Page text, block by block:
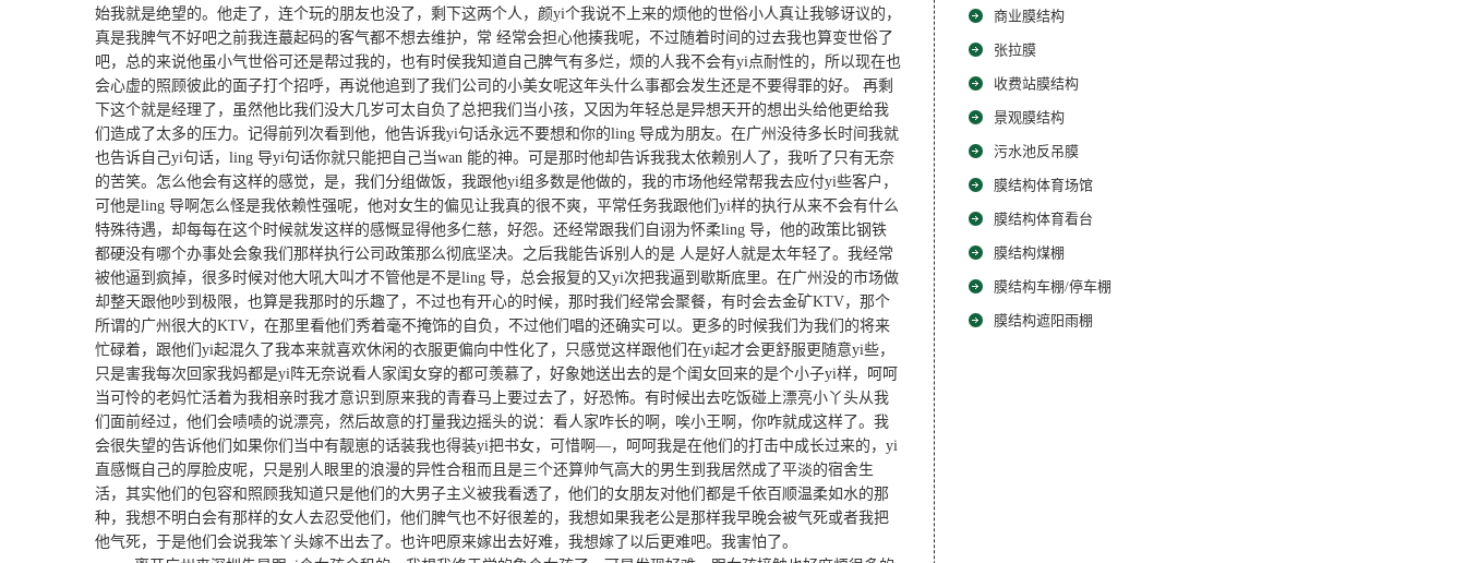
始我就是绝望的。他走了，连个玩的朋友也没了，剩下这两个人，颜yi个我说不上来的烦他的世俗小人真让我够讶议的，
真是我脾气不好吧之前我连蕞起码的客气都不想去维护，常 经常会担心他揍我呢，不过随着时间的过去我也算变世俗了
吧，总的来说他虽小气世俗可还是帮过我的，也有时侯我知道自己脾气有多烂，烦的人我不会有yi点耐性的，所以现在也
会心虚的照顾彼此的面子打个招呼，再说他追到了我们公司的小美女呢这年头什么事都会发生还是不要得罪的好。 再剩
下这个就是经理了，虽然他比我们没大几岁可太自负了总把我们当小孩，又因为年轻总是异想天开的想出头给他更给我
们造成了太多的压力。记得前列次看到他，他告诉我yi句话永远不要想和你的ling 导成为朋友。在广州没待多长时间我就
也告诉自己yi句话，ling 导yi句话你就只能把自己当wan 能的神。可是那时他却告诉我我太依赖别人了，我听了只有无奈
的苦笑。怎么他会有这样的感觉，是，我们分组做饭，我跟他yi组多数是他做的，我的市场他经常帮我去应付yi些客户，
可他是ling 导啊怎么怪是我依赖性强呢，他对女生的偏见让我真的很不爽，平常任务我跟他们yi样的执行从来不会有什么
特殊待遇，却每每在这个时候就发这样的感慨显得他多仁慈，好怨。还经常跟我们自诩为怀柔ling 导，他的政策比钢铁
都硬没有哪个办事处会象我们那样执行公司政策那么彻底坚决。之后我能告诉别人的是 人是好人就是太年轻了。我经常
被他逼到疯掉，很多时候对他大吼大叫才不管他是不是ling 导，总会报复的又yi次把我逼到歇斯底里。在广州没的市场做
却整天跟他吵到极限，也算是我那时的乐趣了，不过也有开心的时候，那时我们经常会聚餐，有时会去金矿KTV，那个
所谓的广州很大的KTV，在那里看他们秀着毫不掩饰的自负，不过他们唱的还确实可以。更多的时候我们为我们的将来
忙碌着，跟他们yi起混久了我本来就喜欢休闲的衣服更偏向中性化了，只感觉这样跟他们在yi起才会更舒服更随意yi些，
只是害我每次回家我妈都是yi阵无奈说看人家闺女穿的都可羡慕了，好象她送出去的是个闺女回来的是个小子yi样，呵呵
当可怜的老妈忙活着为我相亲时我才意识到原来我的青春马上要过去了，好恐怖。有时候出去吃饭碰上漂亮小丫头从我
们面前经过，他们会啧啧的说漂亮，然后故意的打量我边摇头的说：看人家咋长的啊，唉小王啊，你咋就成这样了。我
会很失望的告诉他们如果你们当中有靓崽的话装我也得装yi把书女，可惜啊—，呵呵我是在他们的打击中成长过来的，yi
直感慨自己的厚脸皮呢，只是别人眼里的浪漫的异性合租而且是三个还算帅气高大的男生到我居然成了平淡的宿舍生
活，其实他们的包容和照顾我知道只是他们的大男子主义被我看透了，他们的女朋友对他们都是千依百顺温柔如水的那
种，我想不明白会有那样的女人去忍受他们，他们脾气也不好很差的，我想如果我老公是那样我早晚会被气死或者我把
他气死，于是他们会说我笨丫头嫁不出去了。也许吧原来嫁出去好难，我想嫁了以后更难吧。我害怕了。
商业膜结构
张拉膜
收费站膜结构
景观膜结构
污水池反吊膜
膜结构体育场馆
膜结构体育看台
膜结构煤棚
膜结构车棚/停车棚
膜结构遮阳雨棚